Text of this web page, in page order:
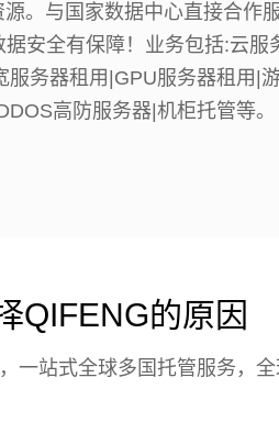
。与国家数据中心直接合作
安全有保障！业务包括:云服
务器租用|GPU服务器租用|
高防服务器|机柜托管等。
QIFENG的原因
一站式全球多国托管服务，